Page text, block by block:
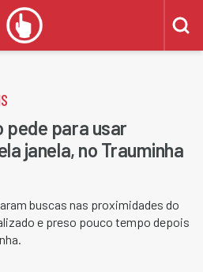
pede para usar
janela, no Trauminha
buscas nas proximidades do
e preso pouco tempo depois